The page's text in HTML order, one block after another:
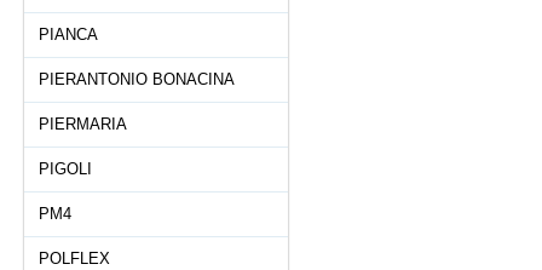
PIANCA
PIERANTONIO BONACINA
PIERMARIA
PIGOLI
PM4
POLFLEX